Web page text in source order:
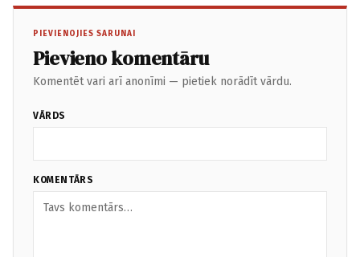
PIEVIENOJIES SARUNAI
Pievieno komentāru
Komentēt vari arī anonīmi — pietiek norādīt vārdu.
VĀRDS
KOMENTĀRS